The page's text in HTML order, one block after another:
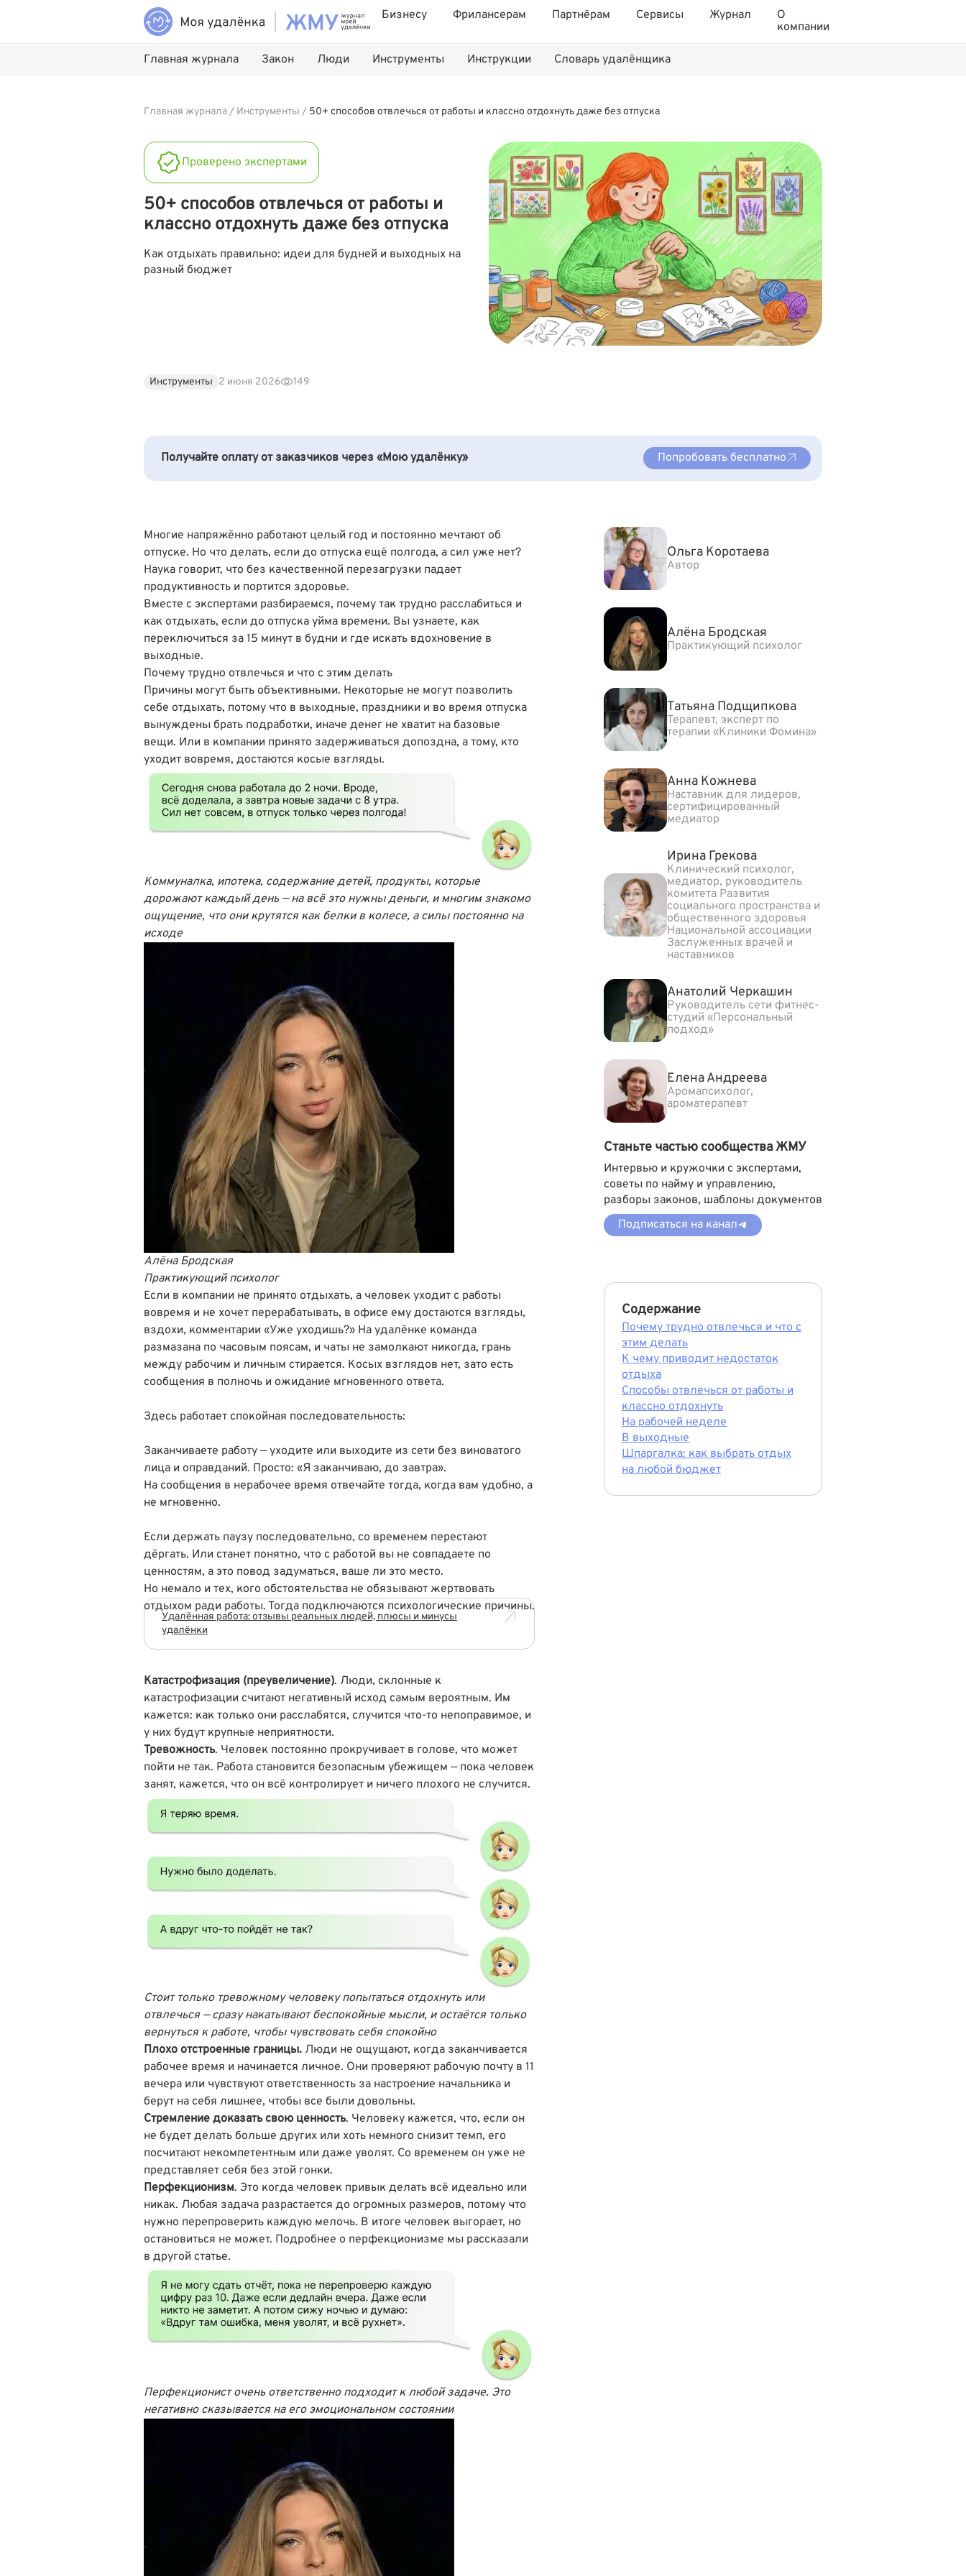
Бизнесу Фрилансерам Партнёрам Сервисы Журнал
О
компании
Главная журнала Закон Люди Инструменты Инструкции Словарь удалёнщика
Главная журнала/ Инструменты / 50+ способов отвлечься от работы и классно отдохнуть даже без отпуска
Проверено экспертами
50+ способов отвлечься от работы и
классно отдохнуть даже без отпуска
Как отдыхать правильно: идеи для будней и выходных на
разный бюджет
Инструменты 2 июня 2026 149
Получайте оплату от заказчиков через «Мою удалёнку» Попробовать бесплатно
Многие напряжённо работают целый год и постоянно мечтают об
отпуске. Но что делать, если до отпуска ещё полгода, а сил уже нет?
Наука говорит, что без качественной перезагрузки падает
продуктивность и портится здоровье.
Вместе с экспертами разбираемся, почему так трудно расслабиться и
как отдыхать, если до отпуска уйма времени. Вы узнаете, как
переключиться за 15 минут в будни и где искать вдохновение в
выходные.
Почему трудно отвлечься и что с этим делать
Причины могут быть объективными. Некоторые не могут позволить
себе отдыхать, потому что в выходные, праздники и во время отпуска
вынуждены брать подработки, иначе денег не хватит на базовые
вещи. Или в компании принято задерживаться допоздна, а тому, кто
уходит вовремя, достаются косые взгляды.
Коммуналка, ипотека, содержание детей, продукты, которые
дорожают каждый день — на всё это нужны деньги, и многим знакомо
ощущение, что они крутятся как белки в колесе, а силы постоянно на
исходе
Алёна Бродская
Практикующий психолог
Если в компании не принято отдыхать, а человек уходит с работы
вовремя и не хочет перерабатывать, в офисе ему достаются взгляды,
вздохи, комментарии «Уже уходишь?» На удалëнке команда
размазана по часовым поясам, и чаты не замолкают никогда, грань
между рабочим и личным стирается. Косых взглядов нет, зато есть
сообщения в полночь и ожидание мгновенного ответа.
Здесь работает спокойная последовательность:
Заканчиваете работу — уходите или выходите из сети без виноватого
лица и оправданий. Просто: «Я заканчиваю, до завтра».
На сообщения в нерабочее время отвечайте тогда, когда вам удобно, а
не мгновенно.
Если держать паузу последовательно, со временем перестают
дёргать. Или станет понятно, что с работой вы не совпадаете по
ценностям, а это повод задуматься, ваше ли это место.
Но немало и тех, кого обстоятельства не обязывают жертвовать
отдыхом ради работы. Тогда подключаются психологические причины.
Удалённая работа: отзывы реальных людей, плюсы и минусы
удалёнки
Катастрофизация (преувеличение). Люди, склонные к
катастрофизации считают негативный исход самым вероятным. Им
кажется: как только они расслабятся, случится что-то непоправимое, и
у них будут крупные неприятности.
Тревожность. Человек постоянно прокручивает в голове, что может
пойти не так. Работа становится безопасным убежищем — пока человек
занят, кажется, что он всё контролирует и ничего плохого не случится.
Стоит только тревожному человеку попытаться отдохнуть или
отвлечься — сразу накатывают беспокойные мысли, и остаётся только
вернуться к работе, чтобы чувствовать себя спокойно
Плохо отстроенные границы. Люди не ощущают, когда заканчивается
рабочее время и начинается личное. Они проверяют рабочую почту в 11
вечера или чувствуют ответственность за настроение начальника и
берут на себя лишнее, чтобы все были довольны.
Стремление доказать свою ценность. Человеку кажется, что, если он
не будет делать больше других или хоть немного снизит темп, его
посчитают некомпетентным или даже уволят. Со временем он уже не
представляет себя без этой гонки.
Перфекционизм. Это когда человек привык делать всё идеально или
никак. Любая задача разрастается до огромных размеров, потому что
нужно перепроверить каждую мелочь. В итоге человек выгорает, но
остановиться не может. Подробнее о перфекционизме мы рассказали
в другой статье.
Перфекционист очень ответственно подходит к любой задаче. Это
негативно сказывается на его эмоциональном состоянии
Ольга Коротаева
Автор
Алёна Бродская
Практикующий психолог
Татьяна Подщипкова
Терапевт, эксперт по
терапии «Клиники Фомина»
Анна Кожнева
Наставник для лидеров,
сертифицированный
медиатор
Ирина Грекова
Клинический психолог,
медиатор, руководитель
комитета Развития
социального пространства и
общественного здоровья
Национальной ассоциации
Заслуженных врачей и
наставников
Анатолий Черкашин
Руководитель сети фитнес-
студий «Персональный
подход»
Елена Андреева
Аромапсихолог,
ароматерапевт
Станьте частью сообщества ЖМУ
Интервью и кружочки с экспертами,
советы по найму и управлению,
разборы законов, шаблоны документов
Подписаться на канал
Содержание
Почему трудно отвлечься и что с
этим делать
К чему приводит недостаток
отдыха
Способы отвлечься от работы и
классно отдохнуть
На рабочей неделе
В выходные
Шпаргалка: как выбрать отдых
на любой бюджет